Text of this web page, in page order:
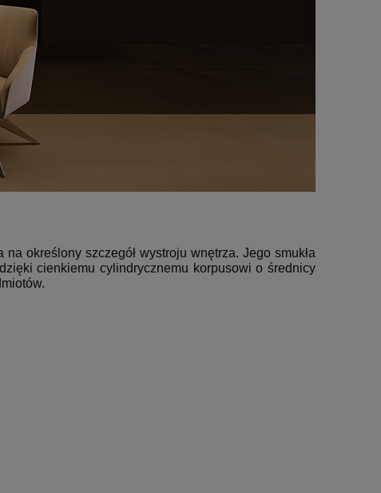
określony szczegół wystroju wnętrza. Jego smukła
cienkiemu cylindrycznemu korpusowi o średnicy